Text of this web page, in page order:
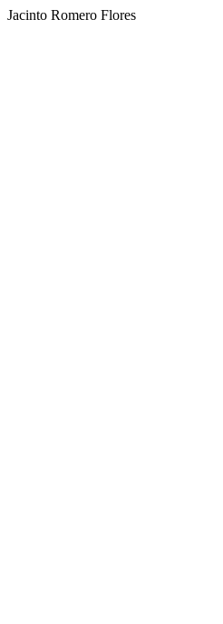
Jacinto Romero Flores